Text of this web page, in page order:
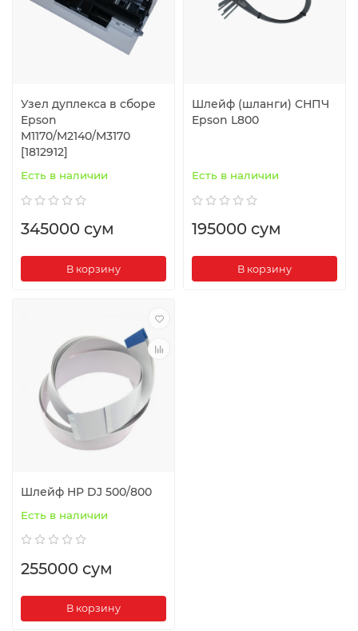
Узел дуплекса в сборе
Epson
M1170/M2140/M3170
[1812912]
Есть в наличии
345000 сум
В корзину
Шлейф (шланги) СНПЧ
Epson L800
Есть в наличии
195000 сум
В корзину
Шлейф HP DJ 500/800
Есть в наличии
255000 сум
В корзину